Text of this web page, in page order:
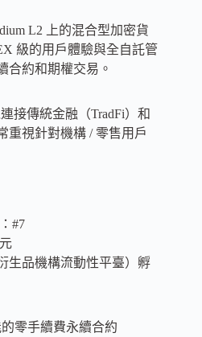
L2 上的混合型加密貨
級的用戶體驗與全自託管
合約和期權交易。
接傳統金融（TradFi）和
重視針對機構 / 零售用戶
：#7
生品機構流動性平臺）孵
零手續費永續合約